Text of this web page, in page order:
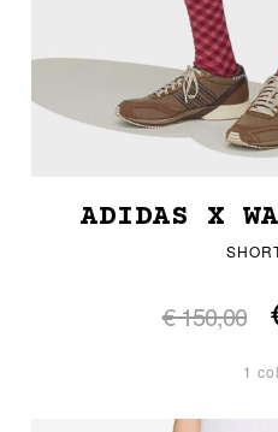
ADIDAS X
€ 150,00
1